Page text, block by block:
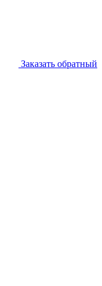
Заказать обратный